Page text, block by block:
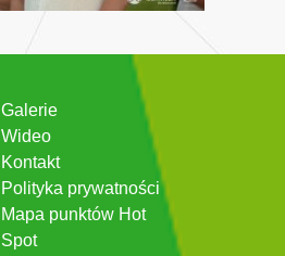
Galerie
Wideo
Kontakt
Polityka prywatności
Mapa punktów Hot
Spot